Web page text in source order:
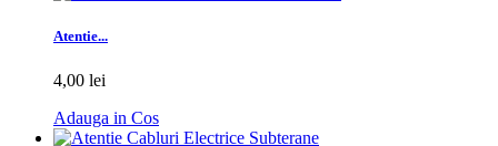
Atentie...
4,00 lei
Adauga in Cos